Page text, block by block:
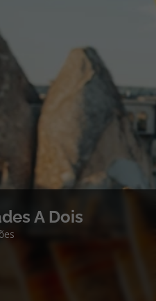
A Dois